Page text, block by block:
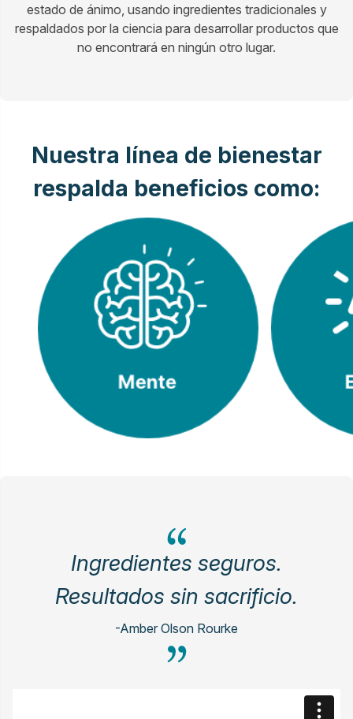
estado de ánimo, usando ingredientes tradicionales y
respaldados por la ciencia para desarrollar productos que
no encontrará en ningún otro lugar.
Nuestra línea de bienestar
respalda beneficios como:
Ingredientes seguros.
Resultados sin sacrificio.
-Amber Olson Rourke